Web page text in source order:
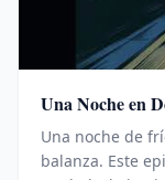
Una Noche en
Una noche de
balanza. Este